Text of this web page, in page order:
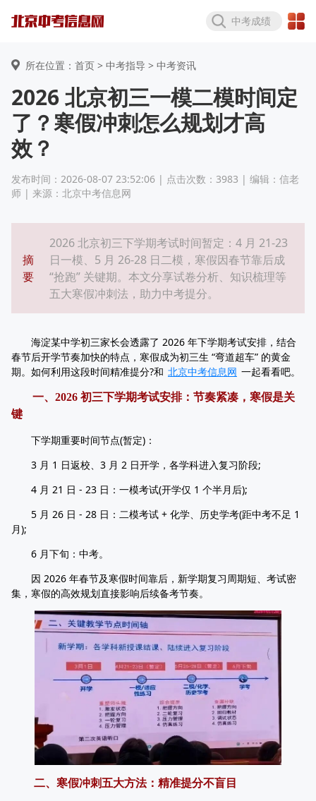
中考成绩
所在位置：首页 > 中考指导 > 中考资讯
2026 北京初三一模二模时间定
了？寒假冲刺怎么规划才高
效？
发布时间：2026-08-07 23:52:06 | 点击次数：3983 | 编辑：信老
师 | 来源：北京中考信息网
摘
要
2026 北京初三下学期考试时间暂定：4 月 21-23
日一模、5 月 26-28 日二模，寒假因春节靠后成
“抢跑” 关键期。本文分享试卷分析、知识梳理等
五大寒假冲刺法，助力中考提分。
海淀某中学初三家长会透露了 2026 年下学期考试安排，结合
春节后开学节奏加快的特点，寒假成为初三生 “弯道超车” 的黄金
期。如何利用这段时间精准提分?和 北京中考信息网 一起看看吧。
一、2026 初三下学期考试安排：节奏紧凑，寒假是关
键
下学期重要时间节点(暂定)：
3 月 1 日返校、3 月 2 日开学，各学科进入复习阶段;
4 月 21 日 - 23 日：一模考试(开学仅 1 个半月后);
5 月 26 日 - 28 日：二模考试 + 化学、历史学考(距中考不足 1
月);
6 月下旬：中考。
因 2026 年春节及寒假时间靠后，新学期复习周期短、考试密
集，寒假的高效规划直接影响后续备考节奏。
二、寒假冲刺五大方法：精准提分不盲目